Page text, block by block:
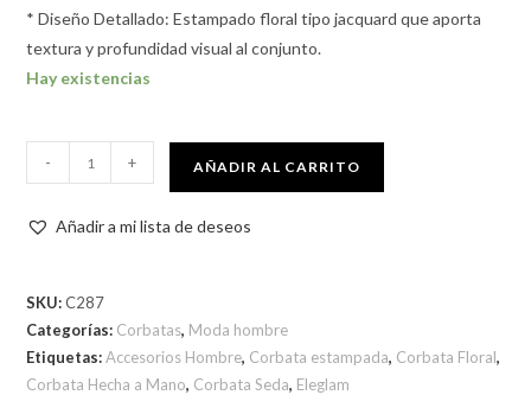
* Diseño Detallado: Estampado floral tipo jacquard que aporta
textura y profundidad visual al conjunto.
Hay existencias
- + AÑADIR AL CARRITO
Añadir a mi lista de deseos
SKU:C287
Categorías: Corbatas, Moda hombre
Etiquetas:Accesorios Hombre, Corbata estampada, Corbata Floral,
Corbata Hecha a Mano, Corbata Seda, Eleglam